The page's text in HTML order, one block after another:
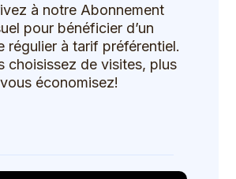
à notre Abonnement
pour bénéficier d’un
régulier à tarif préférentiel.
choisissez de visites, plus
vous économisez!